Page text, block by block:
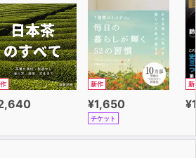
新作
¥1,650
チケット
新